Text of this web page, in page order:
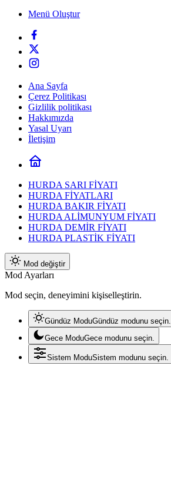
Menü Oluştur
Ana Sayfa
Çerez Politikası
Gizlilik politikası
Hakkımızda
Yasal Uyarı
İletişim
HURDA SARI FİYATI
HURDA FİYATLARI
HURDA BAKIR FİYATI
HURDA ALİMUNYUM FİYATI
HURDA DEMİR FİYATI
HURDA PLASTİK FİYATI
Mod değiştir
Mod Ayarları
Mod seçin, deneyimini kişiselleştirin.
Gündüz ModuGündüz modunu seçin.
Gece ModuGece modunu seçin.
Sistem ModuSistem modunu seçin.